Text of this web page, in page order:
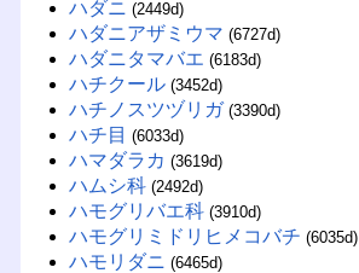
ハダニ (2449d)
ハダニアザミウマ (6727d)
ハダニタマバエ (6183d)
ハチクール (3452d)
ハチノスツヅリガ (3390d)
ハチ目 (6033d)
ハマダラカ (3619d)
ハムシ科 (2492d)
ハモグリバエ科 (3910d)
ハモグリミドリヒメコバチ (6035d)
ハモリダニ (6465d)